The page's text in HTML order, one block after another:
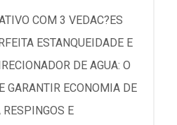
COM 3 VEDAC?ES
ESTANQUEIDADE E
DE AGUA: O
GARANTIR ECONOMIA DE
RESPINGOS E